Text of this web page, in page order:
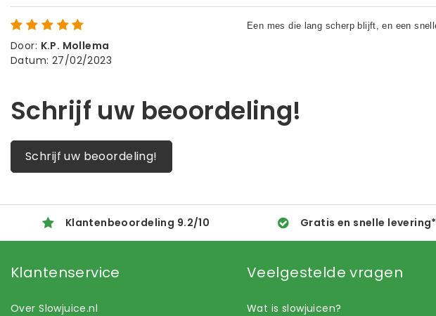
Door: K.P. Mollema
Datum: 27/02/2023
Schrijf uw beoordeling!
Schrijf uw beoordeling!
Klantenbeoordeling 9.2/10 Gratis en snelle levering*
Klantenservice
Over Slowjuice.nl
Veelgestelde vragen
Wat is slowjuicen?